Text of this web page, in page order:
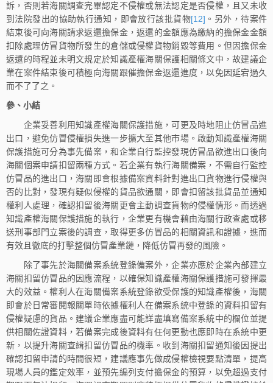
訴，否則若海關調查完畢認定不侵權或無法認定是否侵權，且又未收
到法院發出的協助執行通知，即會放行該批貨物[12] 。另外，待案件
結束後可向海關請求返還擔保金，返還的金額應為繳納的擔保金金額
扣除處理仿冒貨物所發生的倉儲或侵權貨物銷毀等費用。但因擔保金
返還的時程並未明文規定於知識產權海關保護相關條文中，故建議企
業在案件結束後可積極向海關跟催擔保金返還進度，以免因延宕過久
而不了了之。
參、小結
企業妥善利用知識產權海關保護措施，可更及時地阻止仿冒品進
出口，避免仿冒侵權損失進一步擴大至其他市場。啟動知識產權海關
保護措施可分為事先備案，和企業自行監控發現仿冒品欲進出口後向
海關個案申請扣留兩種方式。若企業有執行海關備案，不需自行監控
仿冒品的進出口，海關即會根據備案資料針對進出口貨物進行侵權與
否的比對，發現有疑似侵權的貨品欲通關，即會扣留該批貨品並通知
權利人處理，確認扣留後海關更會主動調查貨物的侵權情形。而透過
知識產權海關保護措施的執行，企業更有機會藉由海關行政查處或移
送刑事部門立案後的調查，取得更多仿冒品的相關資訊和證據，進而
有效且徹底的打擊整個仿冒產業鏈，降低仿冒再發的風險。
除了事先於海關備案系統登錄備案外，企業亦應於企業內部建立
海關扣留仿冒品的因應流程，以確保知識產權海關保護措施可發揮最
大的效益。權利人在海關備案系統登錄欲受保護的知識產權後，海關
即會於日常審閱報關單時依據權利人在備案系統中登錄的資料扣留有
侵權疑慮的貨品。建議企業應盡可能詳盡填寫備案系統中的欄位並提
供相關佐證資料，若備案完成後資料有任何更動也應即時在系統中更
新，以提升海關查緝扣留仿冒品的機率。收到海關扣留通知後因提出
確認扣留申請的時間很短，建議應事先做成侵權檢視要點清單，提高
現場人員的鑑定效率，並預先編列支付擔保金的預算，以免超過支付